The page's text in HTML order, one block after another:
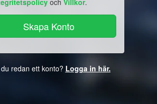
och Villkor.
redan ett konto? Logga in här.